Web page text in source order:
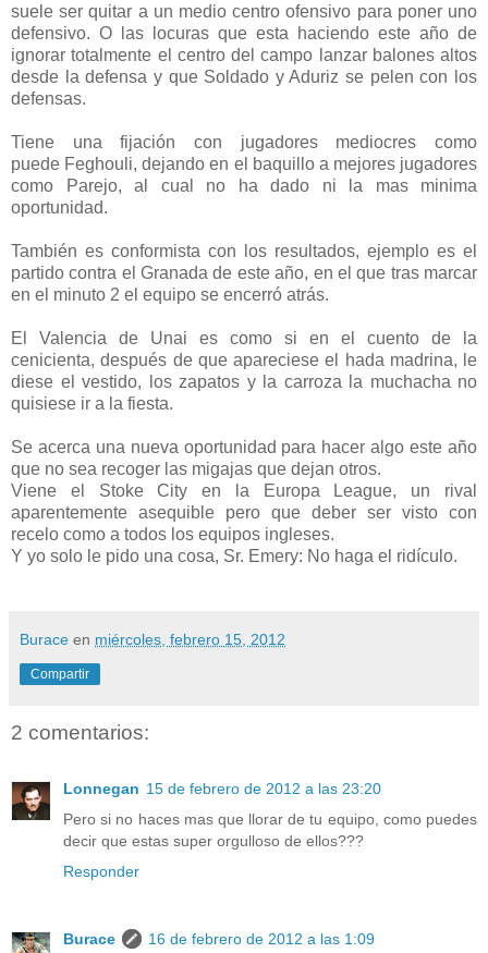
suele ser quitar a un medio centro ofensivo para poner uno
defensivo. O las locuras que esta haciendo este año de
ignorar totalmente el centro del campo lanzar balones altos
desde la defensa y que Soldado y Aduriz se pelen con los
defensas.
Tiene una fijación con jugadores mediocres como
puede Feghouli, dejando en el baquillo a mejores jugadores
como Parejo, al cual no ha dado ni la mas minima
oportunidad.
También es conformista con los resultados, ejemplo es el
partido contra el Granada de este año, en el que tras marcar
en el minuto 2 el equipo se encerró atrás.
El Valencia de Unai es como si en el cuento de la
cenicienta, después de que apareciese el hada madrina, le
diese el vestido, los zapatos y la carroza la muchacha no
quisiese ir a la fiesta.
Se acerca una nueva oportunidad para hacer algo este año
que no sea recoger las migajas que dejan otros.
Viene el Stoke City en la Europa League, un rival
aparentemente asequible pero que deber ser visto con
recelo como a todos los equipos ingleses.
Y yo solo le pido una cosa, Sr. Emery: No haga el ridículo.
Burace en miércoles, febrero 15, 2012
Compartir
2 comentarios:
Lonnegan 15 de febrero de 2012 a las 23:20
Pero si no haces mas que llorar de tu equipo, como puedes
decir que estas super orgulloso de ellos???
Responder
Burace
16 de febrero de 2012 a las 1:09